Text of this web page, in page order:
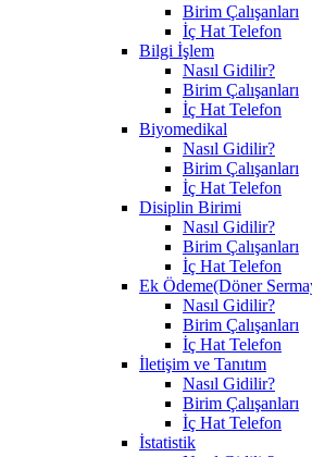
Birim Çalışanları
İç Hat Telefon
Bilgi İşlem
Nasıl Gidilir?
Birim Çalışanları
İç Hat Telefon
Biyomedikal
Nasıl Gidilir?
Birim Çalışanları
İç Hat Telefon
Disiplin Birimi
Nasıl Gidilir?
Birim Çalışanları
İç Hat Telefon
Ek Ödeme(Döner
Nasıl Gidilir?
Birim Çalışanları
İç Hat Telefon
İletişim ve Tanıtım
Nasıl Gidilir?
Birim Çalışanları
İç Hat Telefon
İstatistik